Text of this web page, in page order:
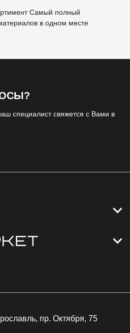
Самый полный
в одном месте
специалист свяжется с Вами в
, пр. Октября, 75